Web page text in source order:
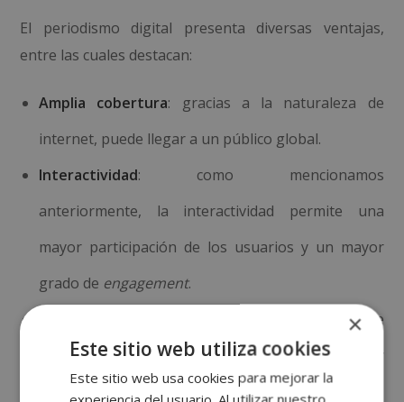
El periodismo digital presenta diversas ventajas,
entre las cuales destacan:
Amplia cobertura: gracias a la naturaleza de
internet, puede llegar a un público global.
Interactividad: como mencionamos
anteriormente, la interactividad permite una
mayor participación de los usuarios y un mayor
grado de engagement.
: su naturaleza digital permite
adaptarse rápidamente a las nuevas tendencias y
tecnologías.
×
Este sitio web utiliza cookies
Este sitio web usa cookies para mejorar la
experiencia del usuario. Al utilizar nuestro